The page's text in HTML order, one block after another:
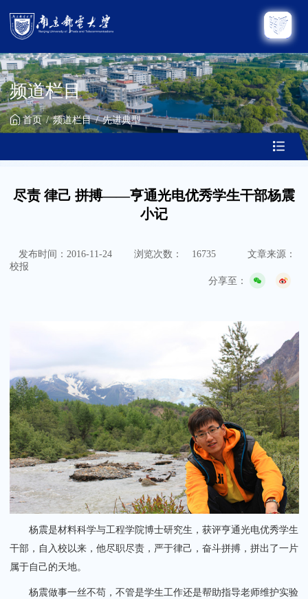
关闭
频道栏目
首页 频道栏目 先进典型
尽责 律己 拼搏——亨通光电优秀学生干部杨震
小记
发布时间：2016-11-24 浏览次数： 16735
文章来源：
校报
分享至：
杨震是材料科学与工程学院博士研究生，获评亨通光电优秀学生
干部，自入校以来，他尽职尽责，严于律己，奋斗拼搏，拼出了一片
属于自己的天地。
杨震做事一丝不苟，不管是学生工作还是帮助指导老师维护实验